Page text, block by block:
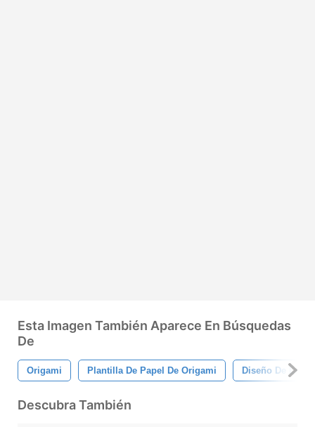
Esta Imagen También Aparece En Búsquedas
De
Origami Plantilla De Papel De Origami Diseño De La
Descubra También